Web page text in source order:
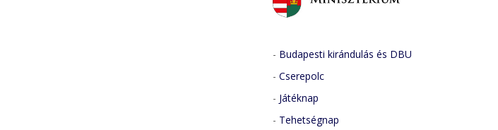
- Budapesti kirándulás és DBU
- Cserepolc
- Játéknap
- Tehetségnap